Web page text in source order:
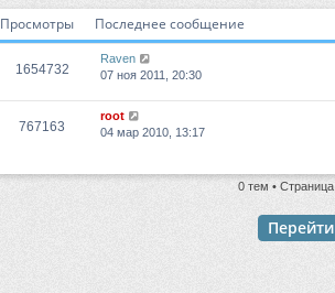
Просмотры Последнее сообщение
1654732
Raven
07 ноя 2011, 20:30
767163
root
04 мар 2010, 13:17
0 тем • Страница
Перейти